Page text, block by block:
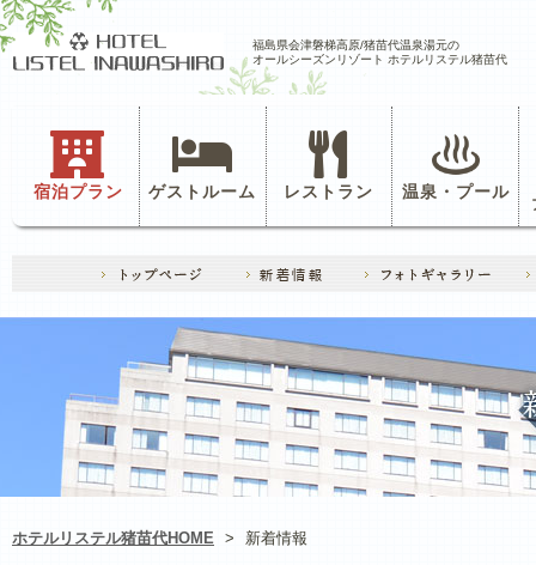
福島県会津磐梯高原/猪苗代温泉湯元の
オールシーズンリゾート ホテルリステル猪苗代
宿泊プラン ゲストルーム レストラン 温泉・プール
ホテルリステル猪苗代HOME > 新着情報